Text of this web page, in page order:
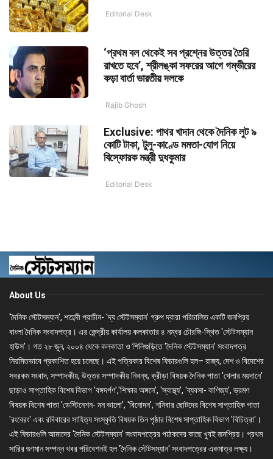
Editorial Desk
‘প্রথম বল থেকেই সব প্রশ্নের উত্তর তৈরি
রাখতে হবে’, শ্রীলঙ্কা সফরের আগে গম্ভীরের
কড়া বার্তা ভারতীয় দলকে
Rajib Ghosh
Exclusive: পাথর খাদান থেকে দৈনিক লুট ৯
কোটি টাকা, টুলু-কাণ্ডে মমতা-যোগ নিয়ে
বিস্ফোরক মন্ত্রী দুধকুমার
Editorial Desk
About Us
'দৈনিক স্টেটসম্যান', শতাব্দী প্রাচীন- 'দ্য স্টেটসম্যান' গ্রুপ দ্বারা পরিচালিত একটি জনপ্রিয়
বাংলা দৈনিক সংবাদপত্র। এর কেন্দ্রীয় কার্যালয় কলকাতার ৪ নম্বর চৌরঙ্গি-স্থিত 'স্টেটসম্যান
হাউস'। গত ২৮ জুন, ২০০৪ থেকে কলকাতা ও শিলিগুড়িতে 'দৈনিক স্টেটসম্যান' সংবাদপত্র
নিয়মিতভাবে প্রকাশিত হয়ে চলেছে। এই পত্রিকার বিশেষ ফিচারগুলি হল– রাজ্য, দেশ ও বিদেশের
সবরকম সংবাদ, সম্পাদকীয়, উত্তর সম্পাদকীয় নিবন্ধ, ক্রীড়া বিষয়ক দৈনিক পাতা 'খেলার ময়দানে'
ছাড়াও সাপ্তাহিক বিশেষ বিভাগ 'বঙ্গদর্পণ','শিক্ষার অঙ্গনে', 'স্বাস্থ্য', 'ব্যবসা- বাণিজ্য', ভ্রমণ
বিষয়ক বিশেষ পাতা 'ডেস্টিনেশন- মন ভালো', 'বিনোদন', শনিবার ছোটদের বিশেষ সাপ্তাহিক পাতা
'রংবেরং' এবং রবিবারের সাহিত্য সংস্কৃতি বিষয়ক তিন পৃষ্ঠার বিশেষ সাপ্তাহিক বিভাগ 'বিচিত্রা'।
এই ফিচারগুলি আমাদের 'দৈনিক স্টেটসম্যান' সংবাদপত্রের পাঠকদের কাছে খুবই জনপ্রিয়। প্রথম
সারির গুণমান সম্পন্ন খবর পরিবেশনই হল 'দৈনিক স্টেটসম্যান' সংবাদপত্রের একমাত্র লক্ষ্য।